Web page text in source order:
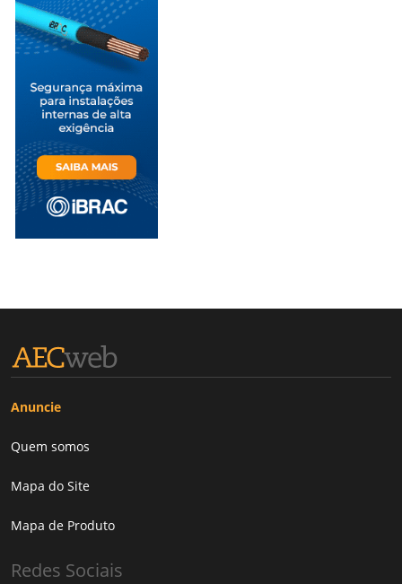
Anuncie
Quem somos
Mapa do Site
Mapa de Produto
Redes Sociais